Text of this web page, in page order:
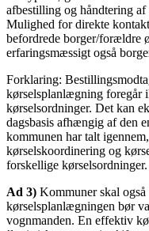
afbestilling og håndtering
Mulighed for direkte
befordrede borger/forældre
erfaringsmæssigt også
Forklaring:
kørselsplanlægning foregår
kørselsordninger. Det kan
dagsbasis afhængig af den
kommunen har talt
kørselskoordinering og
forskellige kørselsordninger.
Ad 3) Kommuner skal
kørselsplanlægningen bør
vognmanden. En effektiv